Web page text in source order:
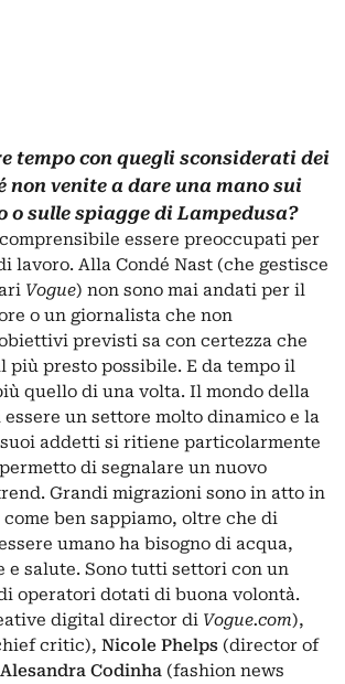
tempo con quegli sconsiderati dei
non venite a dare una mano sui
o sulle spiagge di Lampedusa?
essere preoccupati per
lavoro. Alla Condé Nast (che gestisce
Vogue) non sono mai andati per il
o un giornalista che non
previsti sa con certezza che
più presto possibile. E da tempo il
quello di una volta. Il mondo della
essere un settore molto dinamico e la
addetti si ritiene particolarmente
di segnalare un nuovo
Grandi migrazioni sono in atto in
ben sappiamo, oltre che di
umano ha bisogno di acqua,
e salute. Sono tutti settori con un
operatori dotati di buona volontà.
digital director di Vogue.com),
critic), Nicole Phelps (director of
Alesandra Codinha (fashion news